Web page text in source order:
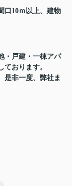
口10ｍ以上、建物
・戸建・一棟アパ
おります。
是非一度、弊社ま